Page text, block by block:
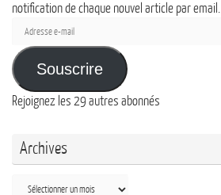
notification de chaque nouvel article par email.
Adresse
mail
Souscrire
Rejoignez les 29 autres abonnés
Archives
Archives